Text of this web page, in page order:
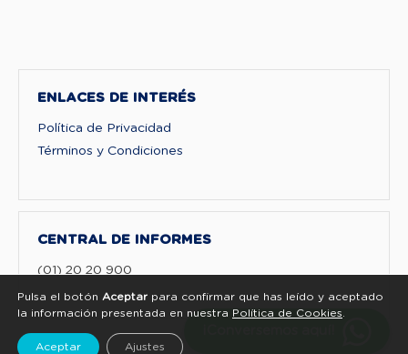
ENLACES DE INTERÉS
Política de Privacidad
Términos y Condiciones
CENTRAL DE INFORMES
(01) 20 20 900
Pulsa el botón Aceptar para confirmar que has leído y aceptado
la información presentada en nuestra Política de Cookies
Aceptar Ajustes